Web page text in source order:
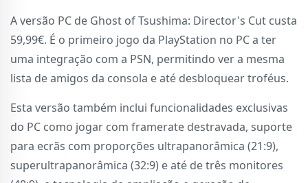
A versão PC de Ghost of Tsushima: Director's Cut custa
59,99€. É o primeiro jogo da PlayStation no PC a ter
uma integração com a PSN, permitindo ver a mesma
lista de amigos da consola e até desbloquear troféus.
Esta versão também inclui funcionalidades exclusivas
do PC como jogar com framerate destravada, suporte
para ecrãs com proporções ultrapanorâmica (21:9),
superultrapanorâmica (32:9) e até de três monitores